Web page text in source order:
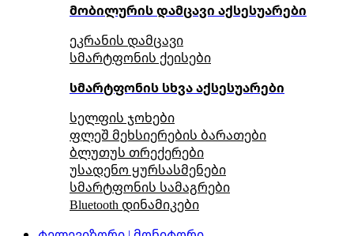
მობილურის დამცავი აქსესუარები
ეკრანის დამცავი
სმარტფონის ქეისები
სმარტფონის სხვა აქსესუარები
სელფის ჯოხები
ფლეშ მეხსიერების ბარათები
ბლუთუს თრექერები
უსადენო ყურსასმენები
სმარტფონის სამაგრები
Bluetooth დინამიკები